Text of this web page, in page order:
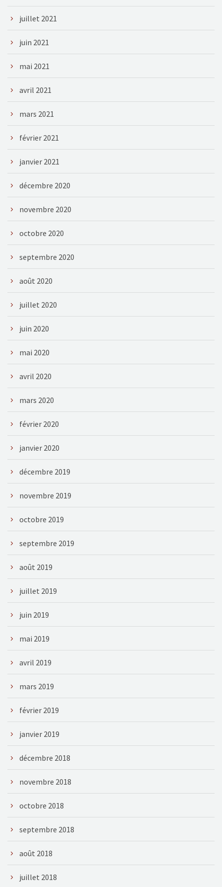
juillet 2021
juin 2021
mai 2021
avril 2021
mars 2021
février 2021
janvier 2021
décembre 2020
novembre 2020
octobre 2020
septembre 2020
août 2020
juillet 2020
juin 2020
mai 2020
avril 2020
mars 2020
février 2020
janvier 2020
décembre 2019
novembre 2019
octobre 2019
septembre 2019
août 2019
juillet 2019
juin 2019
mai 2019
avril 2019
mars 2019
février 2019
janvier 2019
décembre 2018
novembre 2018
octobre 2018
septembre 2018
août 2018
juillet 2018